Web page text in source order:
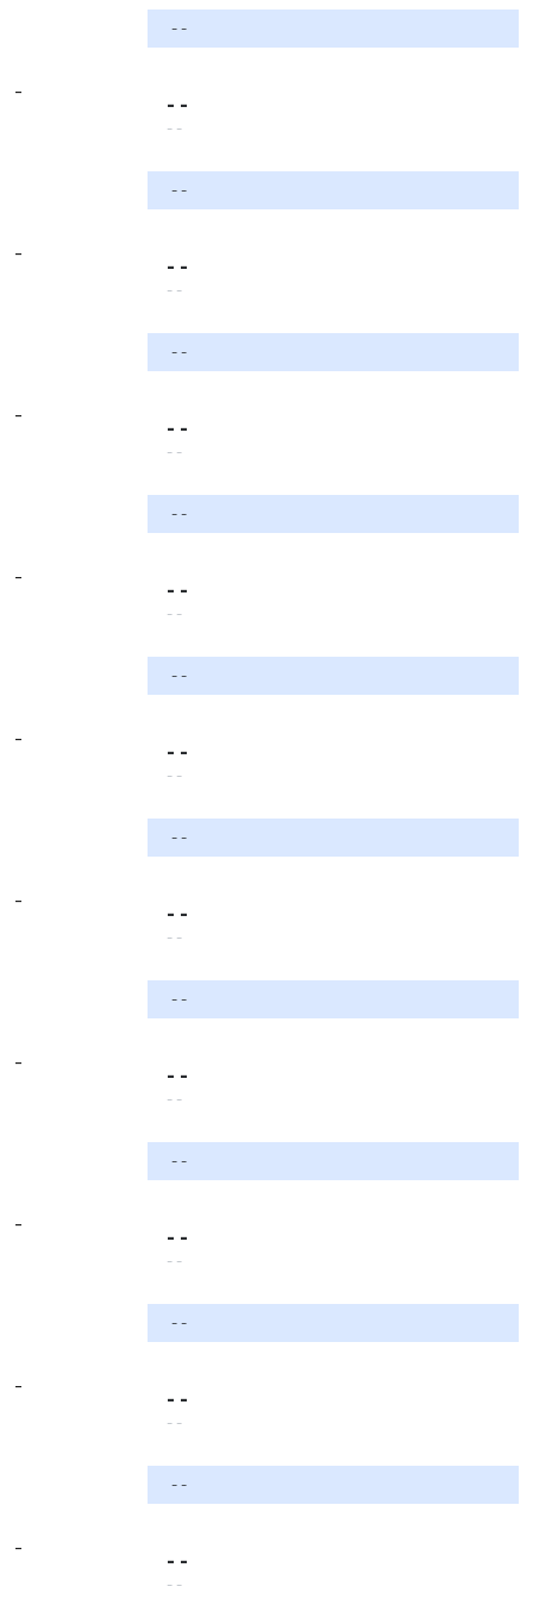
- -
-
- -
- -
- -
-
- -
- -
- -
-
- -
- -
- -
-
- -
- -
- -
-
- -
- -
- -
-
- -
- -
- -
-
- -
- -
- -
-
- -
- -
- -
-
- -
- -
- -
-
- -
- -